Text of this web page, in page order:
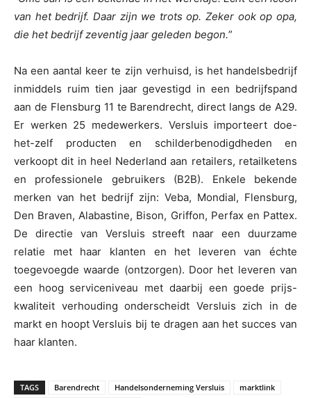
van het bedrijf. Daar zijn we trots op. Zeker ook op opa,
die het bedrijf zeventig jaar geleden begon.”
Na een aantal keer te zijn verhuisd, is het handelsbedrijf
inmiddels ruim tien jaar gevestigd in een bedrijfspand
aan de Flensburg 11 te Barendrecht, direct langs de A29.
Er werken 25 medewerkers. Versluis importeert doe-
het-zelf producten en schilderbenodigdheden en
verkoopt dit in heel Nederland aan retailers, retailketens
en professionele gebruikers (B2B). Enkele bekende
merken van het bedrijf zijn: Veba, Mondial, Flensburg,
Den Braven, Alabastine, Bison, Griffon, Perfax en Pattex.
De directie van Versluis streeft naar een duurzame
relatie met haar klanten en het leveren van échte
toegevoegde waarde (ontzorgen). Door het leveren van
een hoog serviceniveau met daarbij een goede prijs-
kwaliteit verhouding onderscheidt Versluis zich in de
markt en hoopt Versluis bij te dragen aan het succes van
haar klanten.
TAGS Barendrecht Handelsonderneming Versluis
marktlink